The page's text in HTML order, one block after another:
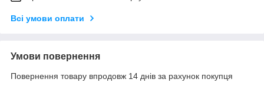
Всі умови оплати
Умови повернення
Повернення товару впродовж 14 днів за рахунок покупця